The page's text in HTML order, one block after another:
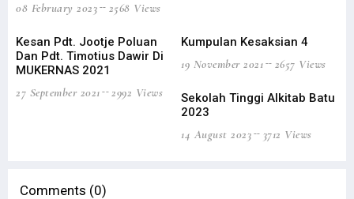
08 February 2023
2568 Views
Kesan Pdt. Jootje Poluan
Dan Pdt. Timotius Dawir Di
MUKERNAS 2021
27 September 2021
2992 Views
Kumpulan Kesaksian 4
19 November 2021
2657 Views
Sekolah Tinggi Alkitab Batu
2023
14 August 2023
3712 Views
Comments (0)